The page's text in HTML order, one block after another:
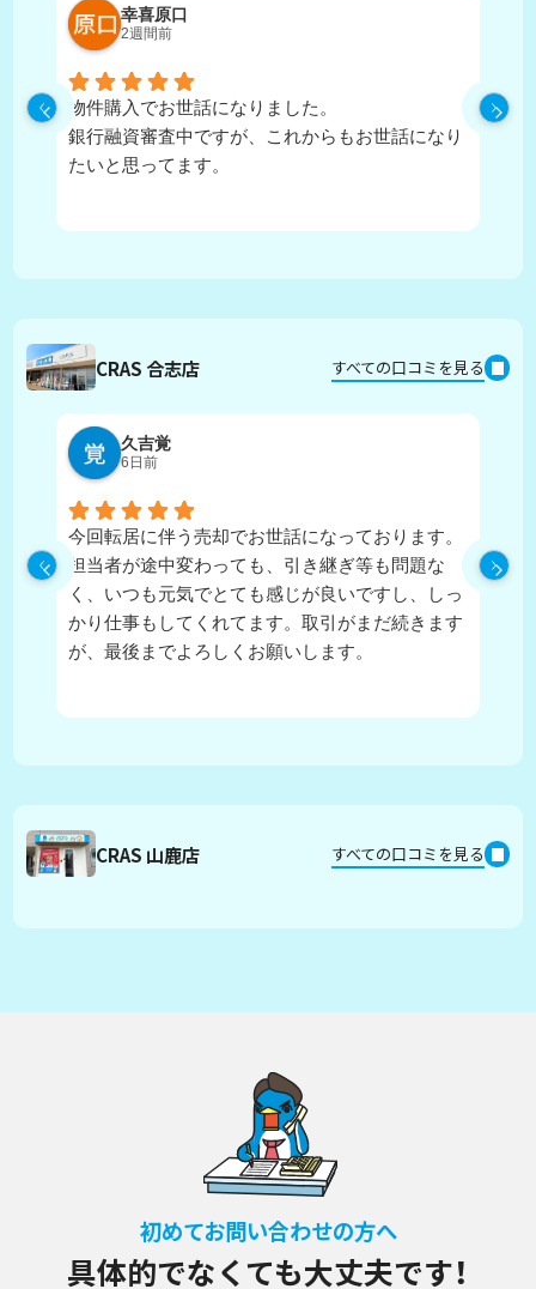
幸喜原口
2週間前
物件購入でお世話になりました。
銀行融資審査中ですが、これからもお世話になり
たいと思ってます。
CRAS 合志店 すべての口コミを見る
久吉覚
6日前
今回転居に伴う売却でお世話になっております。
担当者が途中変わっても、引き継ぎ等も問題な
く、いつも元気でとても感じが良いですし、しっ
かり仕事もしてくれてます。取引がまだ続きます
が、最後までよろしくお願いします。
CRAS 山鹿店 すべての口コミを見る
初めてお問い合わせの方へ
具体的でなくても大丈夫です！